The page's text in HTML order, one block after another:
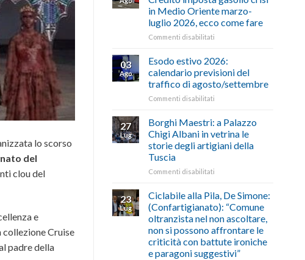
lo scorso
del
clou del
e
Cruise
padre della
Cna
e
Conpait
riconoscimento
del
“Gelato
di
in Medio Oriente marzo-
luglio 2026, ecco come fare
Commenti disabilitati
–
imposta
gasolio
Medio
Oriente
marzo-
luglio
fare
03
Ago
Esodo estivo 2026:
calendario previsioni del
traffico di agosto/settembre
Commenti disabilitati
estivo
calendario
previsioni
agosto/settembre
27
Lug
Borghi Maestri: a Palazzo
Chigi Albani in vetrina le
storie degli artigiani della
Tuscia
Commenti disabilitati
Maestri:
Palazzo
Chigi
Albani
in
vetrina
23
Lug
Ciclabile alla Pila, De Simone:
(Confartigianato): “Comune
oltranzista nel non ascoltare,
non si possono affrontare le
criticità con battute ironiche
e paragoni suggestivi”